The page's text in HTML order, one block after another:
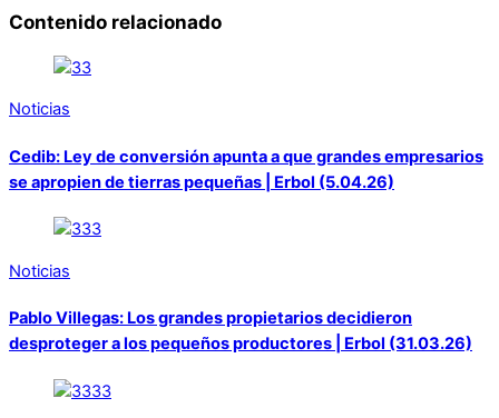
Contenido relacionado
Noticias
Cedib: Ley de conversión apunta a que grandes empresarios
se apropien de tierras pequeñas | Erbol (5.04.26)
Noticias
Pablo Villegas: Los grandes propietarios decidieron
desproteger a los pequeños productores | Erbol (31.03.26)